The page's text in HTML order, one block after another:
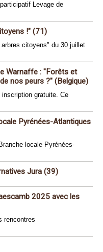
Levage de
!" (71)
citoyens" du 30 juillet
Warnaffe : "Forêts et
nos peurs ?" (Belgique)
gratuite. Ce
Pyrénées-Atlantiques
locale Pyrénées-
Jura (39)
2025 avec les
rencontres